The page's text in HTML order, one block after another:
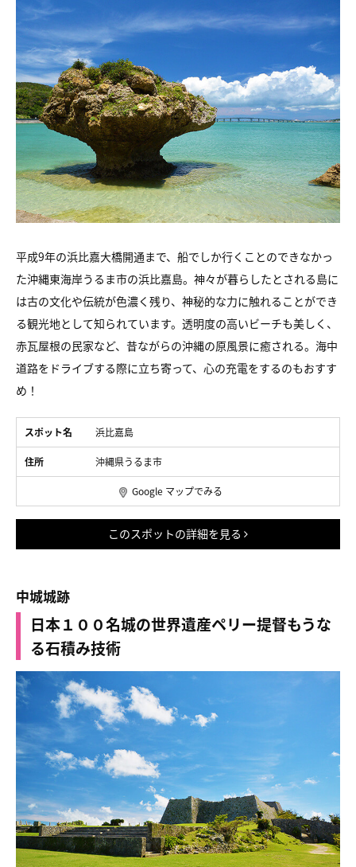
平成9年の浜比嘉大橋開通まで、船でしか行くことのできなかっ
た沖縄東海岸うるま市の浜比嘉島。神々が暮らしたとされる島に
は古の文化や伝統が色濃く残り、神秘的な力に触れることができ
る観光地として知られています。透明度の高いビーチも美しく、
赤瓦屋根の民家など、昔ながらの沖縄の原風景に癒される。海中
道路をドライブする際に立ち寄って、心の充電をするのもおすす
め！
スポット名 浜比嘉島
住所 沖縄県うるま市
Google マップでみる
このスポットの詳細を見る
中城城跡
日本１００名城の世界遺産ペリー提督もうな
る石積み技術